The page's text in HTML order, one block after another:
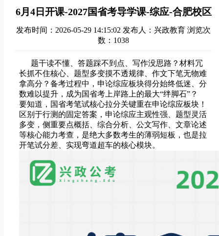
6月4日开课-2027国省考导学课-综应-合肥校区
发布时间：2026-05-29 14:15:02 发布人：兴政教育 浏览次
数：1038
题干读不懂、答题踩不到点、写作没思路？材料冗
长抓不住核心、题型多变摸不透规律、作文下笔无物难
拿高分？备考过程中，申论综应板块得分始终低迷、分
数难以提升，成为国省考上岸路上的最大“绊脚石”？
要知道，国省考笔试核心拉分关键重在申论综应板块！
区别于行测的固定答案，申论综应主观性强、题型灵活
多变，侧重要点概括、综合分析、公文写作、文章论述
等核心能力考查，是绝大多数考生的薄弱短板，也是拉
开笔试分差、实现弯道超车的核心模块。